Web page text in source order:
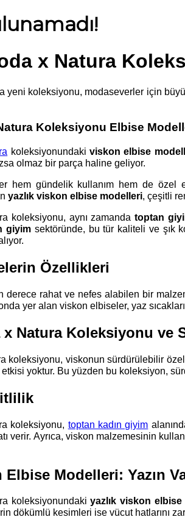
x Natura
yeni koleksiyonu, modaseverler için
Koleksiyonu Elbise
koleksiyonundakiviskon elbise
olmaz bir parça haline geliyor.
hem gündelik kullanım hem de özel
yazlık viskon elbise modelleri, çeşitli
koleksiyonu, aynı zamanda toptan
giyim sektöründe, bu tür kaliteli ve şık
Özellikleri
derece rahat ve nefes alabilen bir
yer alan viskon elbiseler, yaz
x Natura Koleksiyonu ve
koleksiyonu, viskonun sürdürülebilir
yoktur. Bu yüzden bu koleksiyon,
koleksiyonu, toptan kadın giyim
verir. Ayrıca, viskon malzemesinin
Elbise Modelleri: Yazın
koleksiyonundakiyazlık viskon
dökümlü kesimleri ise vücut hatlarını